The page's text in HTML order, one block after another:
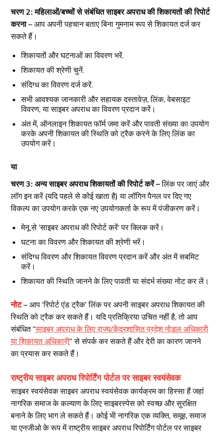
चरण 2: महिलाओं/बच्चों से संबंधित साइबर अपराध की शिकायतों की रिपोर्ट
करना– आप अपनी पहचान बताए बिना गुमनाम रूप से शिकायत दर्ज कर
सकते हैं।
शिकायतों और घटनाओं का विवरण भरें.
शिकायत की श्रेणी चुनें.
संदिग्ध का विवरण दर्ज करें.
सभी आवश्यक जानकारी और सहायक दस्तावेज़, लिंक, वेबसाइट
विवरण, या साइबर अपराध का विवरण प्रदान करें।
अंत में, ऑनलाइन शिकायत फॉर्म जमा करें और पावती संख्या का उपयोग
करके अपनी शिकायत की स्थिति को ट्रैक करने के लिए लिंक का
उपयोग करें।
या
चरण 3: अन्य साइबर अपराध शिकायतों की रिपोर्ट करें –लिंक पर जाएं और
लॉग इन करें (यदि पहले से कोई खाता है) या लॉगिन पैनल पर दिए गए
विकल्प का उपयोग करके एक नए उपयोगकर्ता के रूप में पंजीकरण करें।
मेनू से ‘साइबर अपराध की रिपोर्ट करें’ पर क्लिक करें।
घटना का विवरण और शिकायत की श्रेणी भरें।
संदिग्ध विवरण और शिकायत विवरण प्रदान करें और अंत में सबमिट
करें।
शिकायत की स्थिति जानने के लिए पावती या संदर्भ संख्या नोट कर लें।
नोट– आप ‘रिपोर्ट एंड ट्रैक’ लिंक पर अपनी साइबर अपराध शिकायत की
स्थिति को ट्रैक कर सकते हैं। यदि प्रतिक्रिया उचित नहीं है, तो आप
संबंधित “साइबर अपराध के लिए राज्य/केंद्रशासित प्रदेश नोडल अधिकारी
या शिकायत अधिकारी” से संपर्क कर सकते हैं और देरी का कारण जानने
का प्रयास कर सकते हैं।
राष्ट्रीय साइबर अपराध रिपोर्टिंग पोर्टल पर साइबर स्वयंसेवक
साइबर स्वयंसेवक साइबर अपराध स्वयंसेवक कार्यक्रम का हिस्सा हैं जहां
नागरिक समाज के कल्याण के लिए साइबरस्पेस को स्वच्छ और सुरक्षित
बनाने के लिए भाग ले सकते हैं। कोई भी नागरिक एक व्यक्ति, समूह, समाज
या एनजीओ के रूप में राष्ट्रीय साइबर अपराध रिपोर्टिंग पोर्टल पर साइबर